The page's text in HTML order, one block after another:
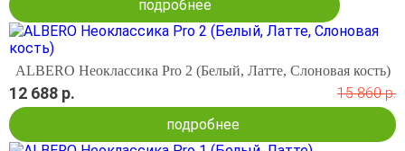
подробнее
ALBERO Неоклассика Pro 2 (Белый, Латте, Слоновая кость)
12 688 р.
15 860 р.
подробнее